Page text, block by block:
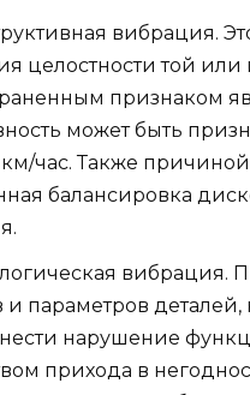
вибрация.
целостности той
признаком
может быть
час. Также
балансировка
вибрация.
и параметров
нарушение
прихода в